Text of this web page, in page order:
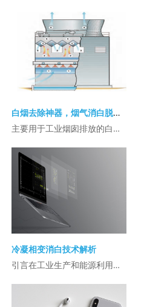
白烟去除神器，烟气消白脱白的方法
主要用于工业烟囱排放的白烟处理。系统通过冷却和脱水技术（如使用BXB脱白设备）降 ...
冷凝相变消白技术解析
引言在工业生产和能源利用过程中，湿烟气排放常伴随着明显的白色烟雾（简称“白烟”） ...